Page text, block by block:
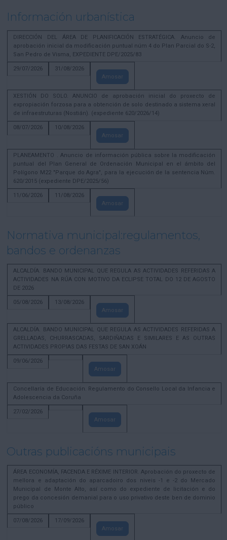
Información urbanística
DIRECCIÓN DEL ÁREA DE PLANIFICACIÓN ESTRATÉGICA. Anuncio de
aprobación inicial da modificación puntual núm 4 do Plan Parcial do S-2,
San Pedro de Visma, EXPEDIENTE DPE/2025/83
29/07/2026
31/08/2026
Amosar
XESTIÓN DO SOLO. ANUNCIO de aprobación inicial do proxecto de
expropiación forzosa para a obtención de solo destinado a sistema xeral
de infraestruturas (Nostián). (expediente 620/2026/14)
08/07/2026
10/08/2026
Amosar
PLANEAMENTO . Anuncio de información pública sobre la modificación
puntual del Plan General de Ordenación Municipal en el ámbito del
Polígono M22 "Parque do Agra", para la ejecución de la sentencia Núm.
620/2015 (expediente DPE/2025/56)
11/06/2026
11/08/2026
Amosar
Normativa municipal:regulamentos,
bandos e ordenanzas
ALCALDÍA. BANDO MUNICIPAL QUE REGULA AS ACTIVIDADES REFERIDAS A
ACTIVIDADES NA RÚA CON MOTIVO DA ECLIPSE TOTAL DO 12 DE AGOSTO
DE 2026
05/08/2026
13/08/2026
Amosar
ALCALDÍA. BANDO MUNICIPAL QUE REGULA AS ACTIVIDADES REFERIDAS A
GRELLADAS, CHURRASCADAS, SARDIÑADAS E SIMILARES E AS OUTRAS
ACTIVIDADES PROPIAS DAS FESTAS DE SAN XOÁN
09/06/2026
Amosar
Concellaría de Educación. Regulamento do Consello Local da Infancia e
Adolescencia da Coruña
27/02/2026
Amosar
Outras publicacións municipais
ÁREA ECONOMÍA, FACENDA E RÉXIME INTERIOR. Aprobación do proxecto de
mellora e adaptación do aparcadoiro dos niveis -1 e -2 do Mercado
Municipal de Monte Alto, así como do expediente de licitación e do
prego da concesión demanial para o uso privativo deste ben de dominio
público
07/08/2026
17/09/2026
Amosar